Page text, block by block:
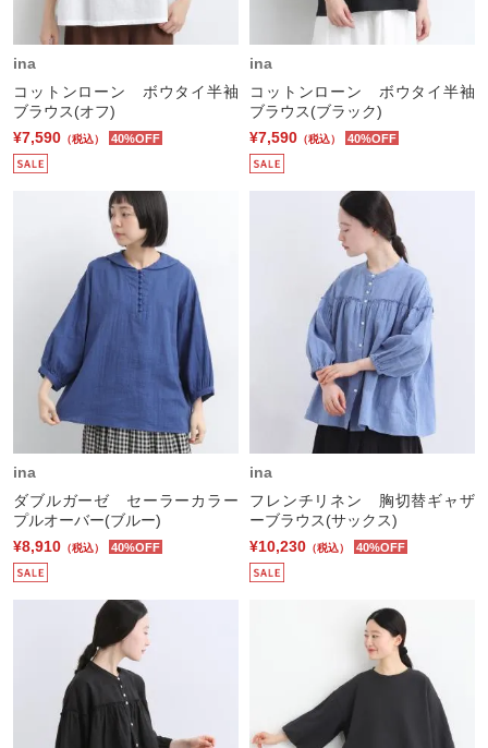
ina
コットンローン ボウタイ半袖
ブラウス(オフ)
¥7,590 （税込） 40%OFF
ina
コットンローン ボウタイ半袖
ブラウス(ブラック)
¥7,590 （税込） 40%OFF
ina
ダブルガーゼ セーラーカラー
プルオーバー(ブルー)
¥8,910 （税込） 40%OFF
ina
フレンチリネン 胸切替ギャザ
ーブラウス(サックス)
¥10,230 （税込） 40%OFF